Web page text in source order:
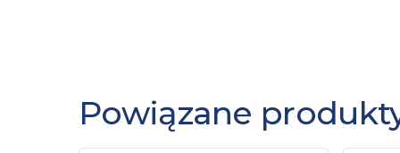
Powiązane